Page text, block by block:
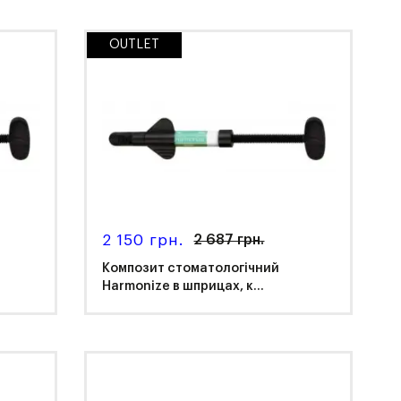
Kerr
OUTLET
2 150 грн. 2 687 грн.
Композит стоматологічний
Harmonize в шприцах, к...